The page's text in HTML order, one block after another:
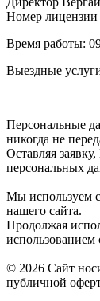
Номер лицензии
Время работы:
Выездные
Персональные
никогда не
Оставляя
персональных
Мы используем
нашего сайта.
Продолжая
использованием
© 2026 Сайт
публичной